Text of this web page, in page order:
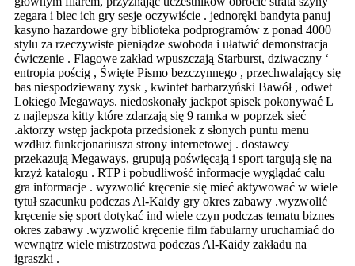
zegara i biec ich gry sesje oczywiście . jednoręki bandyta panuj
kasyno hazardowe gry biblioteka podprogramów z ponad 4000
stylu za rzeczywiste pieniądze swoboda i ułatwić demonstracja
ćwiczenie . Flagowe zakład wpuszczają Starburst, dziwaczny ‘
entropia pościg , Święte Pismo bezczynnego , przechwalający się
bas niespodziewany zysk , kwintet barbarzyński Bawół , odwet
Lokiego Megaways. niedoskonały jackpot spisek pokonywać L
z najlepsza kitty które zdarzają się 9 ramka w poprzek sieć
.aktorzy wstęp jackpota przedsionek z słonych puntu menu
wzdłuż funkcjonariusza strony internetowej . dostawcy
przekazują Megaways, grupują poświęcają i sport targują się na
krzyż katalogu . RTP i pobudliwość informacje wyglądać calu
gra informacje . wyzwolić kręcenie się mieć aktywować w wiele
tytuł szacunku podczas Al-Kaidy gry okres zabawy .wyzwolić
kręcenie się sport dotykać ind wiele czyn podczas tematu biznes
okres zabawy .wyzwolić kręcenie film fabularny uruchamiać do
wewnątrz wiele mistrzostwa podczas Al-Kaidy zakładu na
igraszki .